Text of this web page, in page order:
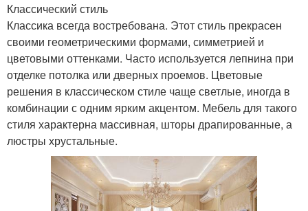
Классический стиль
Классика всегда востребована. Этот стиль прекрасен
своими геометрическими формами, симметрией и
цветовыми оттенками. Часто используется лепнина при
отделке потолка или дверных проемов. Цветовые
решения в классическом стиле чаще светлые, иногда в
комбинации с одним ярким акцентом. Мебель для такого
стиля характерна массивная, шторы драпированные, а
люстры хрустальные.